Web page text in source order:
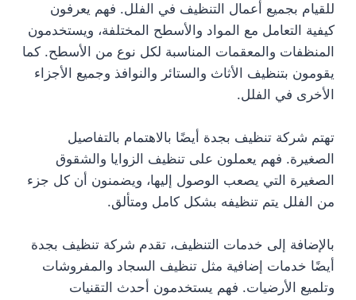
للقيام بجميع أعمال التنظيف في الفلل. فهم يعرفون
كيفية التعامل مع المواد والأسطح المختلفة، ويستخدمون
المنظفات والمعقمات المناسبة لكل نوع من الأسطح. كما
يقومون بتنظيف الأثاث والستائر والنوافذ وجميع الأجزاء
الأخرى في الفلل.
تهتم شركة تنظيف بجدة أيضًا بالاهتمام بالتفاصيل
الصغيرة. فهم يعملون على تنظيف الزوايا والشقوق
الصغيرة التي يصعب الوصول إليها، ويضمنون أن كل جزء
من الفلل يتم تنظيفه بشكل كامل ومتألق.
بالإضافة إلى خدمات التنظيف، تقدم شركة تنظيف بجدة
أيضًا خدمات إضافية مثل تنظيف السجاد والمفروشات
وتلميع الأرضيات. فهم يستخدمون أحدث التقنيات